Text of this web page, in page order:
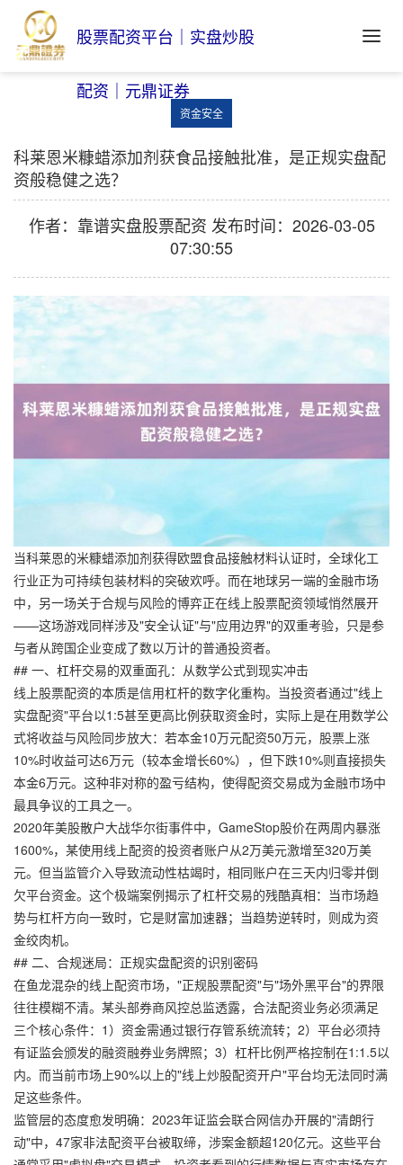
股票配资平台｜实盘炒股
配资｜元鼎证券
资金安全
科莱恩米糠蜡添加剂获食品接触批准，是正规实盘配
资般稳健之选？
作者：靠谱实盘股票配资 发布时间：2026-03-05
07:30:55
当科莱恩的米糠蜡添加剂获得欧盟食品接触材料认证时，全球化工
行业正为可持续包装材料的突破欢呼。而在地球另一端的金融市场
中，另一场关于合规与风险的博弈正在线上股票配资领域悄然展开
——这场游戏同样涉及"安全认证"与"应用边界"的双重考验，只是参
与者从跨国企业变成了数以万计的普通投资者。
## 一、杠杆交易的双重面孔：从数学公式到现实冲击
线上股票配资的本质是信用杠杆的数字化重构。当投资者通过"线上
实盘配资"平台以1:5甚至更高比例获取资金时，实际上是在用数学公
式将收益与风险同步放大：若本金10万元配资50万元，股票上涨
10%时收益可达6万元（较本金增长60%），但下跌10%则直接损失
本金6万元。这种非对称的盈亏结构，使得配资交易成为金融市场中
最具争议的工具之一。
2020年美股散户大战华尔街事件中，GameStop股价在两周内暴涨
1600%，某使用线上配资的投资者账户从2万美元激增至320万美
元。但当监管介入导致流动性枯竭时，相同账户在三天内归零并倒
欠平台资金。这个极端案例揭示了杠杆交易的残酷真相：当市场趋
势与杠杆方向一致时，它是财富加速器；当趋势逆转时，则成为资
金绞肉机。
## 二、合规迷局：正规实盘配资的识别密码
在鱼龙混杂的线上配资市场，"正规股票配资"与"场外黑平台"的界限
往往模糊不清。某头部券商风控总监透露，合法配资业务必须满足
三个核心条件：1）资金需通过银行存管系统流转；2）平台必须持
有证监会颁发的融资融券业务牌照；3）杠杆比例严格控制在1:1.5以
内。而当前市场上90%以上的"线上炒股配资开户"平台均无法同时满
足这些条件。
监管层的态度愈发明确：2023年证监会联合网信办开展的"清朗行
动"中，47家非法配资平台被取缔，涉案金额超120亿元。这些平台